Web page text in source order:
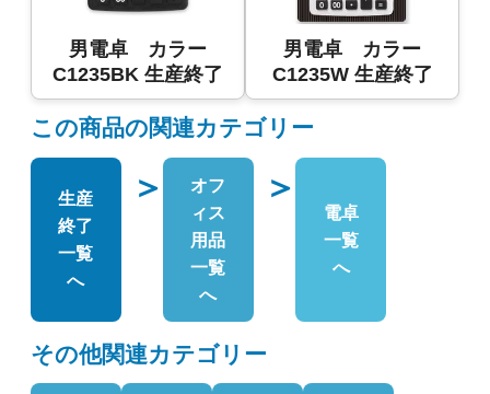
男電卓 カラー
C1235BK 生産終了
男電卓 カラー
C1235W 生産終了
この商品の関連カテゴリー
生産
終了
一覧
へ
＞
オフ
ィス
用品
一覧
へ
＞
電卓
一覧
へ
その他関連カテゴリー